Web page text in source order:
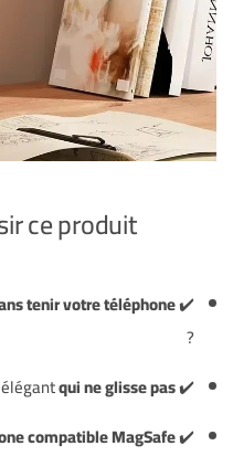
Pourquoi choisir ce produit ?
✔️ Vous voulez
tenir votre téléphone
?
✔️ Vous cherchez un support élégant
qui ne glisse pas
✔️ Vous avez un
compatible MagSafe